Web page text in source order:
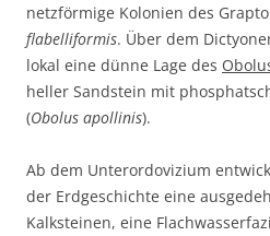
netzförmige Kolonien des
flabelliformis. Über dem
lokal eine dünne Lage des
heller Sandstein mit
(Obolus apollinis).
Ab dem Unterordovizium
der Erdgeschichte eine
Kalksteinen, eine